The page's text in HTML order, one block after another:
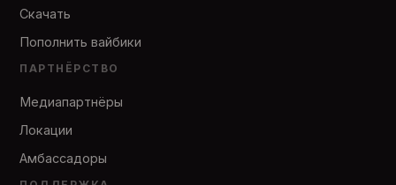
Скачать
Пополнить вайбики
ПАРТНЁРСТВО
Медиапартнёры
Локации
Амбассадоры